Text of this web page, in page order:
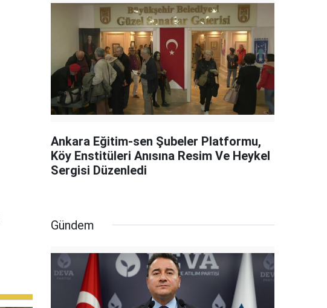
Ankara Eğitim-sen Şubeler Platformu,
Köy Enstitüleri Anısına Resim Ve Heykel
Sergisi Düzenledi
Gündem